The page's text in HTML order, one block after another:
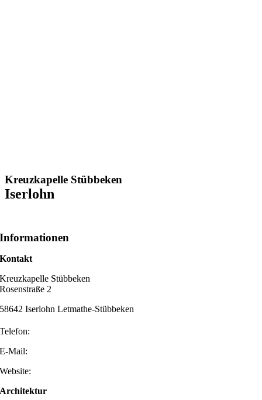
Kreuzkapelle Stübbeken
Iserlohn
Informationen
Kontakt
Kreuzkapelle Stübbeken
Rosenstraße 2
58642 Iserlohn Letmathe-Stübbeken
Telefon:
E-Mail:
Website:
Architektur